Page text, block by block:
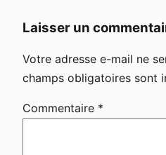
Laisser un
Votre adresse e-mail ne
champs obligatoires sont
Commentaire *